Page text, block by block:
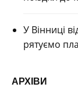
У Вінниці
рятуємо
АРХІВИ